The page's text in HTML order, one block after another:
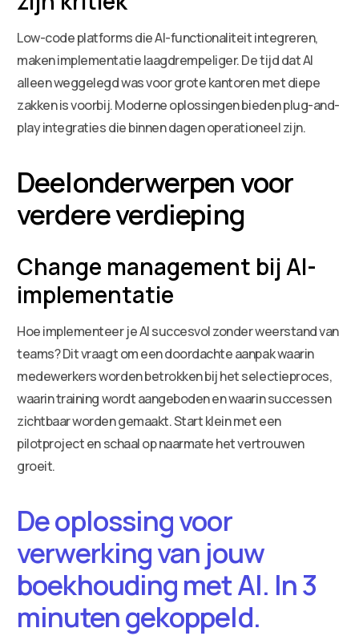
Low-code platforms die AI-functionaliteit integreren,
maken implementatie laagdrempeliger. De tijd dat AI
alleen weggelegd was voor grote kantoren met diepe
zakken is voorbij. Moderne oplossingen bieden plug-and-
play integraties die binnen dagen operationeel zijn.
Deelonderwerpen voor
verdere verdieping
Change management bij AI-
implementatie
Hoe implementeer je AI succesvol zonder weerstand van
teams? Dit vraagt om een doordachte aanpak waarin
medewerkers worden betrokken bij het selectieproces,
waarin training wordt aangeboden en waarin successen
zichtbaar worden gemaakt. Start klein met een
pilotproject en schaal op naarmate het vertrouwen
groeit.
De oplossing voor
verwerking van jouw
boekhouding met AI. In 3
minuten gekoppeld.